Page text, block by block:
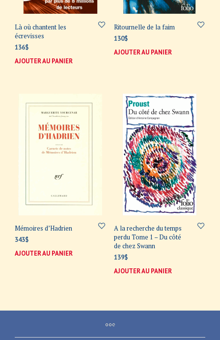
Là où chantent les
écrevisses
136$
AJOUTER AU PANIER
Ritournelle de la faim
130$
AJOUTER AU PANIER
Mémoires d’Hadrien
343$
AJOUTER AU PANIER
A la recherche du temps
perdu Tome 1 – Du côté
de chez Swann
139$
AJOUTER AU PANIER